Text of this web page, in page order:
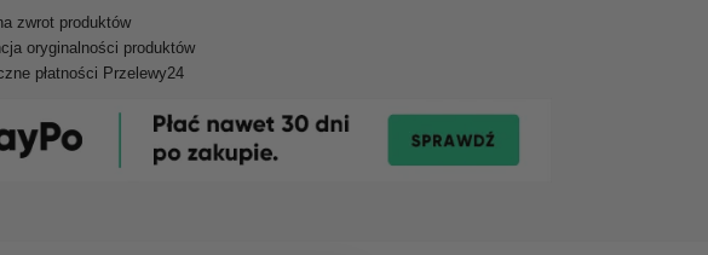
zwrot produktów
oryginalności produktów
płatności Przelewy24